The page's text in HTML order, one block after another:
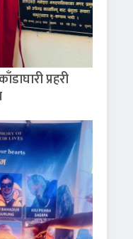
प्रहरी